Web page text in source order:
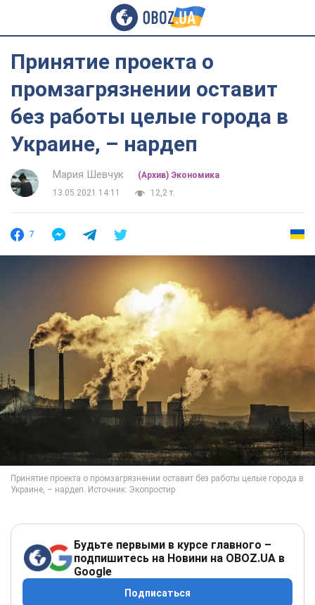
Принятие проекта о
промзагрязнении оставит
без работы целые города в
Украине, – нардеп
Мария Шевчук
(Архив) Экономика
13.05.2021 14:11
12,2 т.
7
Будьте первыми в курсе главного –
подпишитесь на Новини на OBOZ.UA в
Google
Подписаться